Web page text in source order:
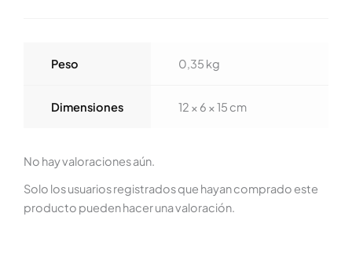
Peso 0,35 kg
Dimensiones 12 × 6 × 15 cm
No hay valoraciones aún.
Solo los usuarios registrados que hayan comprado este
producto pueden hacer una valoración.